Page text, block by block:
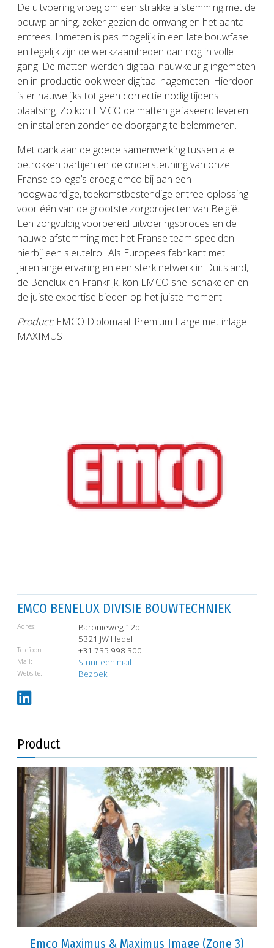
De uitvoering vroeg om een strakke afstemming met de
bouwplanning, zeker gezien de omvang en het aantal
entrees. Inmeten is pas mogelijk in een late bouwfase
en tegelijk zijn de werkzaamheden dan nog in volle
gang. De matten werden digitaal nauwkeurig ingemeten
en in productie ook weer digitaal nagemeten. Hierdoor
is er nauwelijks tot geen correctie nodig tijdens
plaatsing. Zo kon EMCO de matten gefaseerd leveren
en installeren zonder de doorgang te belemmeren.
Met dank aan de goede samenwerking tussen alle
betrokken partijen en de ondersteuning van onze
Franse collega’s droeg emco bij aan een
hoogwaardige, toekomstbestendige entree-oplossing
voor één van de grootste zorgprojecten van België.
Een zorgvuldig voorbereid uitvoeringsproces en de
nauwe afstemming met het Franse team speelden
hierbij een sleutelrol. Als Europees fabrikant met
jarenlange ervaring en een sterk netwerk in Duitsland,
de Benelux en Frankrijk, kon EMCO snel schakelen en
de juiste expertise bieden op het juiste moment.
Product:EMCO Diplomaat Premium Large met inlage
MAXIMUS
EMCO BENELUX DIVISIE BOUWTECHNIEK
Adres:
Baronieweg 12b
5321 JW Hedel
Telefoon: +31 735 998 300
Mail: Stuur een mail
Website: Bezoek
Product
Emco Maximus & Maximus Image (Zone 3)